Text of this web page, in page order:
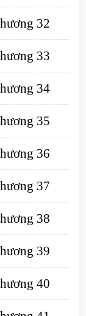
32
33
34
35
36
37
38
39
40